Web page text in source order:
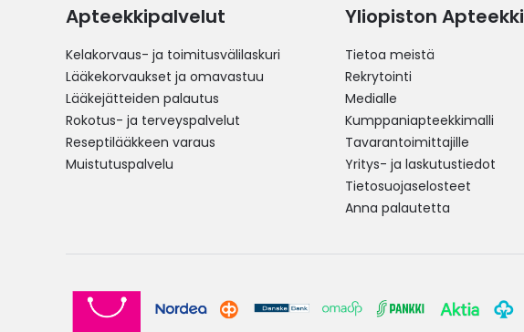
Apteekkipalvelut
Kelakorvaus- ja toimitusvälilaskuri
Lääkekorvaukset ja omavastuu
Lääkejätteiden palautus
Rokotus- ja terveyspalvelut
Reseptilääkkeen varaus
Muistutuspalvelu
Yliopiston Apteekki
Tietoa meistä
Rekrytointi
Medialle
Kumppaniapteekkimalli
Tavarantoimittajille
Yritys- ja laskutustiedot
Tietosuojaselosteet
Anna palautetta